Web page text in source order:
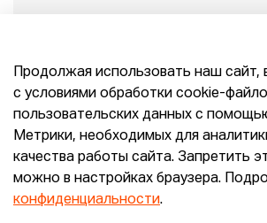
Конец эпохи маркетплейсов:
Mr.Doors Максима Валецкого
26.06.2026
Продолжая использовать наш сайт,
с условиями обработки cookie-
пользовательских данных с
Метрики, необходимых для
качества работы сайта. Запретить
можно в настройках браузера.
конфиденциальности.